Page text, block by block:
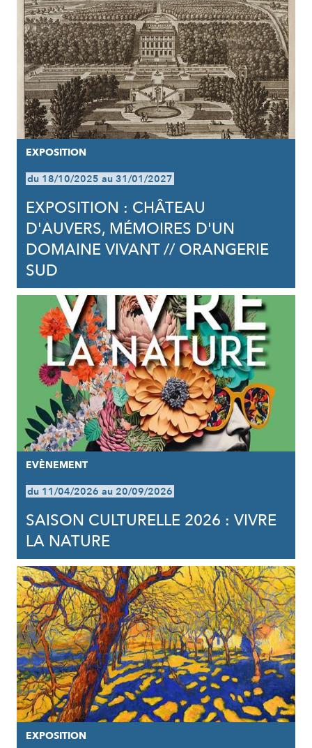
EXPOSITION
du 18/10/2025 au 31/01/2027
EXPOSITION : CHÂTEAU
D'AUVERS, MÉMOIRES D'UN
DOMAINE VIVANT // ORANGERIE
SUD
EVÈNEMENT
du 11/04/2026 au 20/09/2026
SAISON CULTURELLE 2026 : VIVRE
LA NATURE
EXPOSITION